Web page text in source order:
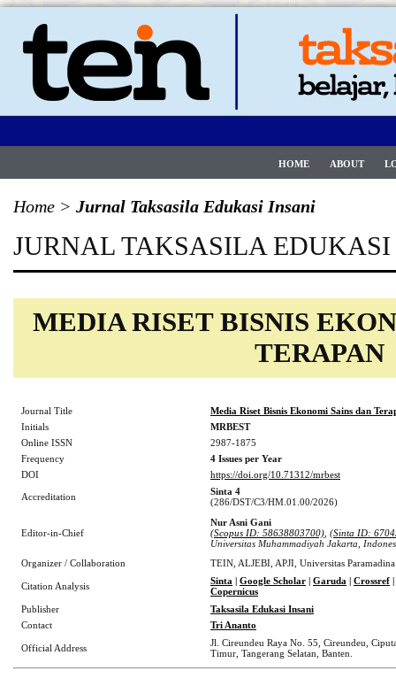
HOME ABOUT
Home > Jurnal Taksasila Edukasi Insani
JURNAL TAKSASILA
MEDIA RISET BISNIS
TERAPAN
Journal Title
Media Riset Bisnis Ekonomi Sains dan
Initials
MRBEST
Online ISSN
2987-1875
Frequency
4 Issues per Year
DOI
https://doi.org/10.71312/mrbest
Accreditation
Sinta 4
(286/DST/C3/HM.01.00/2026)
Editor-in-Chief
Nur Asni Gani
(Scopus ID: 58638803700) (Sinta ID:
Universitas Muhammadiyah Jakarta,
Organizer / Collaboration
TEIN, ALJEBI, APJI, Universitas Paramadina
Citation Analysis Sinta | Google Scholar | Garuda | Crossref |
Copernicus
Publisher
Taksasila Edukasi Insani
Contact
Tri Ananto
Official Address
Jl. Cireundeu Raya No. 55, Cireundeu,
Timur, Tangerang Selatan, Banten.